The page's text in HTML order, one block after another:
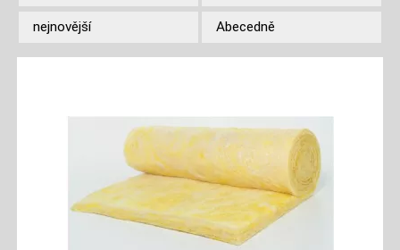
nejnovější Abecedně